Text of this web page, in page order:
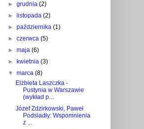
►grudnia(2)
►
listopada(2)
►października(1)
►czerwca(5)
►maja(6)
►
kwietnia(3)
▼marca(8)
Elżbieta Laszczka -
Pustynia w Warszawie
(wykład p...
Józef Zdzirkowski, Paweł
Podsiadły: Wspomnienia
z ...